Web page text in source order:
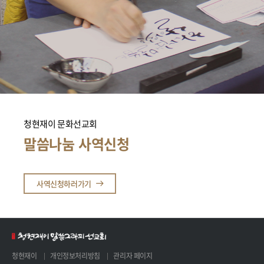
청현재이 문화선교회
말씀나눔 사역신청
사역신청하러가기
청현재이 개인정보처리방침 관리자 페이지